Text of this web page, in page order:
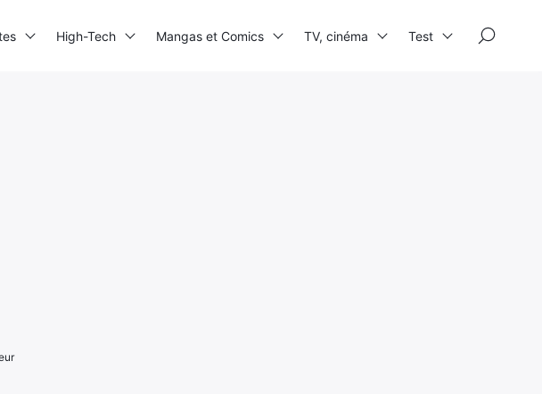
High-Tech Mangas et Comics TV, cinéma Test